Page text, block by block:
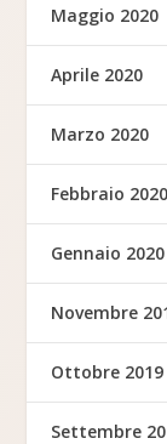
Maggio 2020
Aprile 2020
Marzo 2020
Febbraio 2020
Gennaio 2020
Novembre
Ottobre 2019
Settembre